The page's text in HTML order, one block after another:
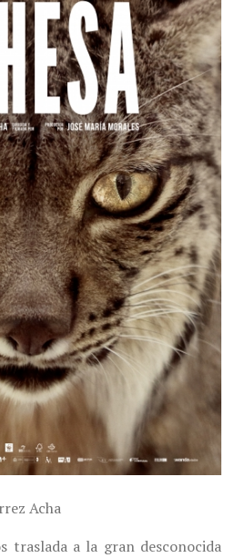
Acha
traslada a la gran desconocida